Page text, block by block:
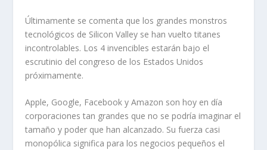
Últimamente se comenta que los grandes monstros
tecnológicos de Silicon Valley se han vuelto titanes
incontrolables. Los 4 invencibles estarán bajo el
escrutinio del congreso de los Estados Unidos
próximamente.
Apple, Google, Facebook y Amazon son hoy en día
corporaciones tan grandes que no se podría imaginar el
tamaño y poder que han alcanzado. Su fuerza casi
monopólica significa para los negocios pequeños el